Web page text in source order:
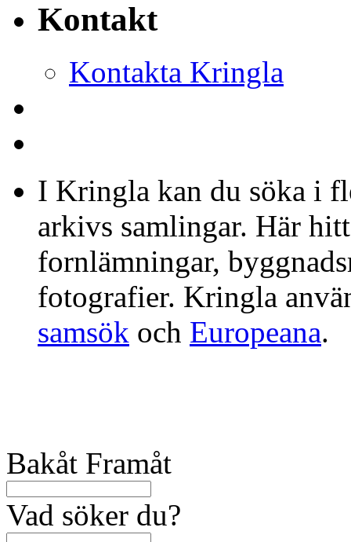
Kontakt
Kontakta Kringla
I Kringla kan du söka i
arkivs samlingar. Här
fornlämningar,
fotografier. Kringla
samsök och Europeana.
Bakåt Framåt
Vad söker du?